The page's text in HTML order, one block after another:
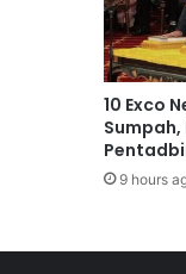
p
u
s
a
n
h
a
10 Exco
9 hours